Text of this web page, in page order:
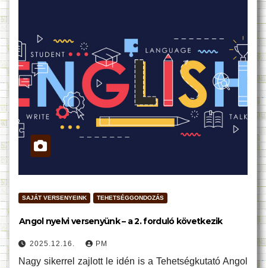
SAJÁT VERSENYEINK TEHETSÉGGONDOZÁS
Angol nyelvi versenyünk – a 2. forduló következik
2025.12.16. PM
Nagy sikerrel zajlott le idén is a Tehetségkutató Angol